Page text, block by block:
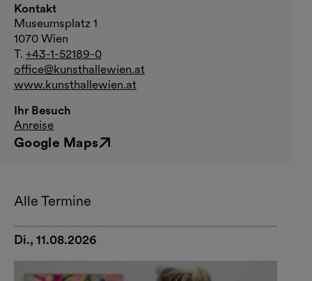
Kontakt
Museumsplatz 1
1070 Wien
T. +43-1-52189-0
office@kunsthallewien.at
www.kunsthallewien.at
Ihr Besuch
Anreise
Google Maps
Externer Link
Alle Termine
Di., 11.08.2026